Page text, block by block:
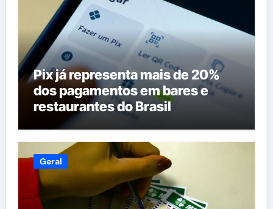
Pix já representa mais de 20%
dos pagamentos em bares e
restaurantes do Brasil
Geral